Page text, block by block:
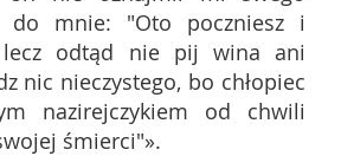
do mnie: "Oto poczniesz i
lecz odtąd nie pij wina ani
nic nieczystego, bo chłopiec
nazirejczykiem od chwili
śmierci"».